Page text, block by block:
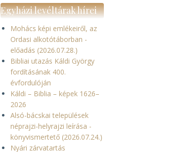
Egyházi levéltárak hírei
Mohács képi emlékeiről, az
Ordasi alkotótáborban -
előadás (2026.07.28.)
Bibliai utazás Káldi György
fordításának 400.
évfordulóján
Káldi – Biblia – képek 1626–
2026
Alsó-bácskai települések
néprajzi-helyrajzi leírása -
könyvismertető (2026.07.24.)
Nyári zárvatartás